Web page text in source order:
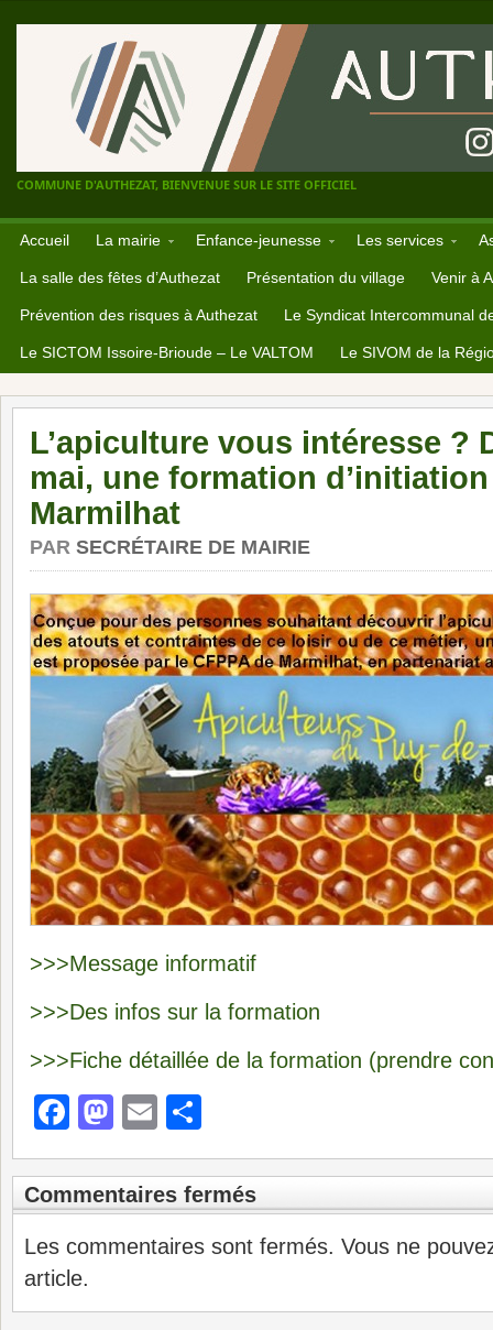
COMMUNE D'AUTHEZAT, BIENVENUE SUR LE SITE OFFICIEL
Accueil La mairie Enfance-jeunesse Les services
La salle des fêtes d’Authezat Présentation du village Venir à
Prévention des risques à Authezat Le Syndicat Intercommunal
Le SICTOM Issoire-Brioude – Le VALTOM Le SIVOM de la
L’apiculture vous intéresse ?
mai, une formation
Marmilhat
PAR SECRÉTAIRE DE MAIRIE
>>>Message informatif
>>>Des infos sur la formation
>>>Fiche détaillée de la formation (prendre
Facebook
Mastodon
Email
Commentaires fermés
Les commentaires sont fermés. Vous ne
article.